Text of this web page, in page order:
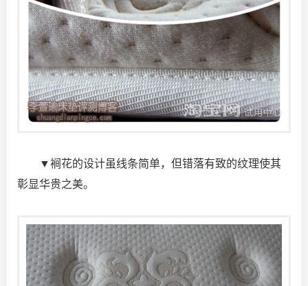
▼裥花的设计虽线条简单，但错落有致的纹理使其
彰显华贵之美。